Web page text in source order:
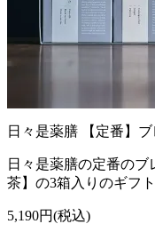
日々是薬膳 【定番】
日々是薬膳の定番の
茶】の3箱入りのギフ
5,190円(税込)